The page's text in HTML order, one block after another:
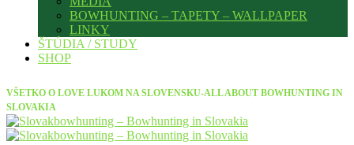
BOWHUNTING – TAPETY – WALLPAPER
LINKY
ŠTÚDIA / STUDY
SHOP
VŠETKO O LOVE LUKOM NA SLOVENSKU-ALL ABOUT BOWHUNTING IN
SLOVAKIA